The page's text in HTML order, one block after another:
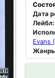
Дата
Лейбл:
Evans